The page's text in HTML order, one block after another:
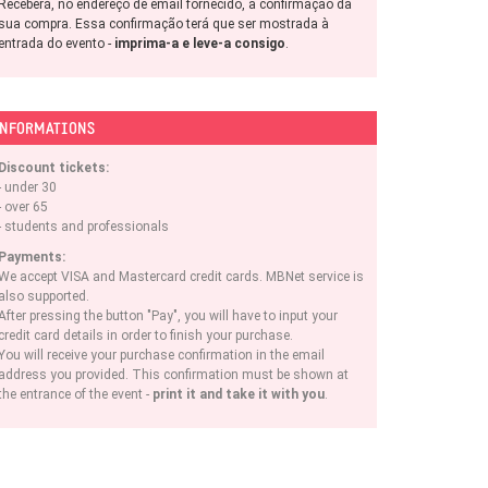
no endereço de email fornecido, a confirmação da
compra. Essa confirmação terá que ser mostrada à
do evento - imprima-a e leve-a consigo.
tickets:
under 30
over 65
students and professionals
accept VISA and Mastercard credit cards. MBNet service is
supported.
pressing the button "Pay", you will have to input your
card details in order to finish your purchase.
will receive your purchase confirmation in the email
you provided. This confirmation must be shown at
entrance of the event - print it and take it with you.